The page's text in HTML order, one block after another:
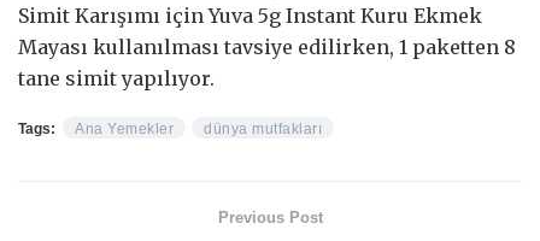
Simit Karışımı için Yuva 5g Instant Kuru Ekmek
Mayası kullanılması tavsiye edilirken, 1 paketten 8
tane simit yapılıyor.
Tags: Ana Yemekler dünya mutfakları
Previous Post